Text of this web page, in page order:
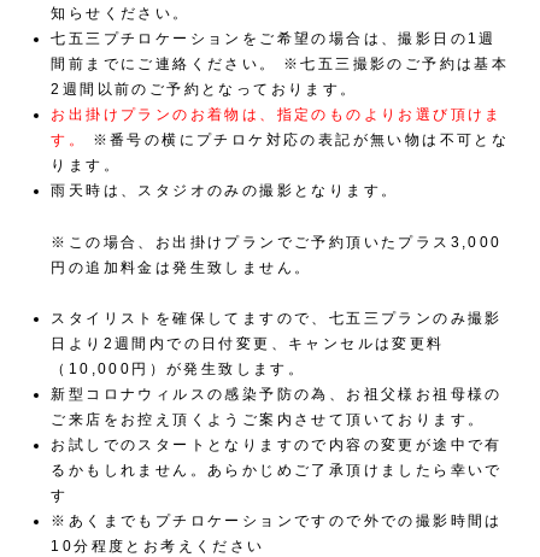
知らせください。
七五三プチロケーションをご希望の場合は、撮影日の1週
間前までにご連絡ください。
※七五三撮影のご予約は基本
2週間以前のご予約となっております。
お出掛けプランのお着物は、指定のものよりお選び頂けま
す。
※番号の横にプチロケ対応の表記が無い物は不可とな
ります。
雨天時は、スタジオのみの撮影となります。
※この場合、お出掛けプランでご予約頂いたプラス3,000
円の追加料金は発生致しません。
スタイリストを確保してますので、七五三プランのみ撮影
日より2週間内での日付変更、キャンセルは変更料
（10,000円）が発生致します。
新型コロナウィルスの感染予防の為、お祖父様お祖母様の
ご来店をお控え頂くようご案内させて頂いております。
お試しでのスタートとなりますので内容の変更が途中で有
るかもしれません。あらかじめご了承頂けましたら幸いで
す
※あくまでもプチロケーションですので外での撮影時間は
10分程度とお考えください